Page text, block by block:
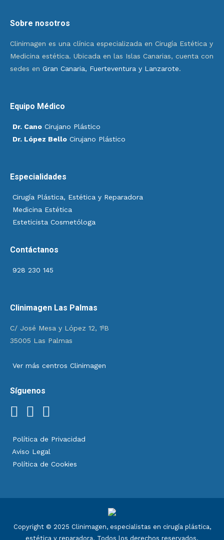
Sobre nosotros
Clinimagen es una clínica especializada en Cirugía Estética y
Medicina estética. Ubicada en las Islas Canarias, cuenta con
sedes en Gran Canaria, Fuerteventura y Lanzarote.
Equipo Médico
Dr. Cano Cirujano Plástico
Dr. López Bello Cirujano Plástico
Especialidades
Cirugía Plástica, Estética y Reparadora
Medicina Estética
Esteticista Cosmetóloga
Contáctanos
928 230 145
Clinimagen Las Palmas
C/ José Mesa y López 12, 1ºB
35005 Las Palmas
Ver más centros Clinimagen
Síguenos
Política de Privacidad
Aviso Legal
Política de Cookies
Copyright © 2025 Clinimagen, especialistas en cirugía plástica,
estética y reparadora. Todos los derechos reservados.